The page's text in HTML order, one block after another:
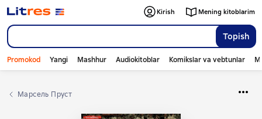
Topish
Kirish Mening kitoblarim
Promokod Yangi Mashhur Audiokitoblar Komikslar va vebtunlar
Марсель Пруст